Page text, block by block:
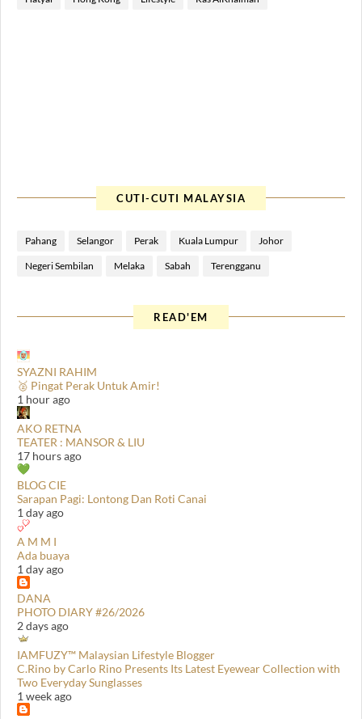
CUTI-CUTI MALAYSIA
Pahang Selangor Perak Kuala Lumpur Johor
Negeri Sembilan Melaka Sabah Terengganu
READ'EM
SYAZNI RAHIM
🥈 Pingat Perak Untuk Amir!
1 hour ago
AKO RETNA
TEATER : MANSOR & LIU
17 hours ago
BLOG CIE
Sarapan Pagi: Lontong Dan Roti Canai
1 day ago
A M M I
Ada buaya
1 day ago
DANA
PHOTO DIARY #26/2026
2 days ago
IAMFUZY™ Malaysian Lifestyle Blogger
C.Rino by Carlo Rino Presents Its Latest Eyewear Collection with
Two Everyday Sunglasses
1 week ago